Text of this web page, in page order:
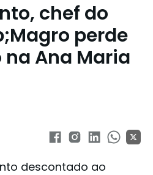
chef do
perde
Ana Maria
descontado ao